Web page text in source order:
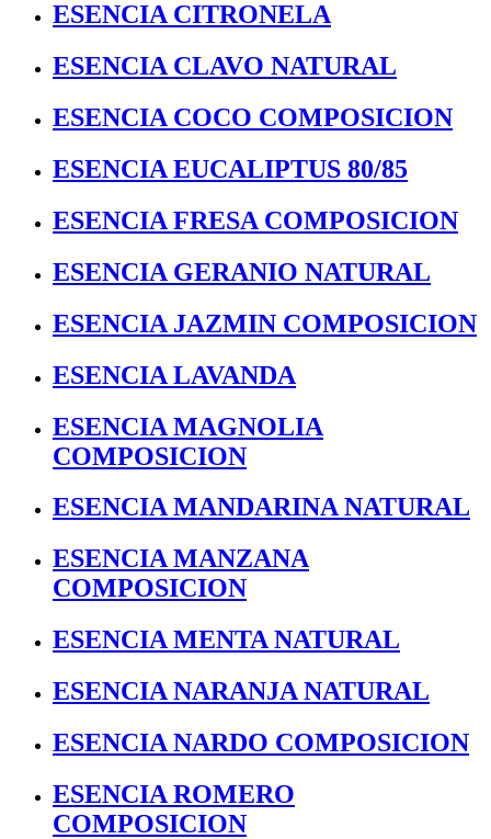
ESENCIA CITRONELA
ESENCIA CLAVO NATURAL
ESENCIA COCO COMPOSICION
ESENCIA EUCALIPTUS 80/85
ESENCIA FRESA COMPOSICION
ESENCIA GERANIO NATURAL
ESENCIA JAZMIN COMPOSICION
ESENCIA LAVANDA
ESENCIA MAGNOLIA
COMPOSICION
ESENCIA MANDARINA NATURAL
ESENCIA MANZANA
COMPOSICION
ESENCIA MENTA NATURAL
ESENCIA NARANJA NATURAL
ESENCIA NARDO COMPOSICION
ESENCIA ROMERO
COMPOSICION